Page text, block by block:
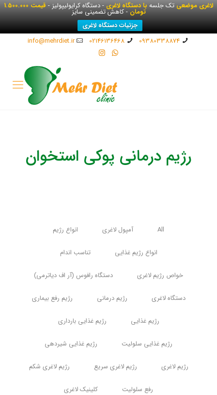
لاغری موضعیتک جلسهبا دستگاه لاغری- دستگاه کرایولیپولیز - قیمت 1.500.000
تومان- کاهش تضمینی سایز
جزئیات دستگاه لاغری
09380338874
02146136468
info@mehrdiet.ir
رژیم درمانی پوکی استخوان
All آمپول لاغری انواع رژیم
انواع رژیم غذایی تناسب اندام
خواص رژیم لاغری دستگاه رافوس (آر اف دیاترمی)
دستگاه لاغری رژیم درمانی رژیم رفع بیماری
رژیم غذایی رژیم غذایی بارداری
رژیم غذایی سلولیت رژیم غذایی شیردهی
رژیم لاغری رژیم لاغری سریع رژیم لاغری شکم
رفع سلولیت کلینیک لاغری